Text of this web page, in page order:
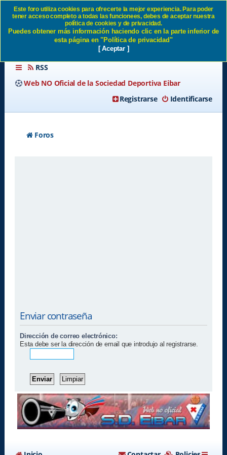
Enviar contraseña SD Eibar
RSS
Web NO Oficial de la Sociedad Deportiva Eibar
Identificarse
Registrarse
Foros
Enviar contraseña
Dirección de correo electrónico:
Esta debe ser la dirección de email que introdujo al registrarse.
Este foro utiliza cookies para ofrecerte la mejor experiencia. Para poder
tener acceso completo a todas las funcionees, debes de aceptar nuestra
política de cookies y de privacidad.
Puedes obtener más información haciendo clic en la parte inferior de
esta página en "Política de privacidad"
[ Aceptar ]